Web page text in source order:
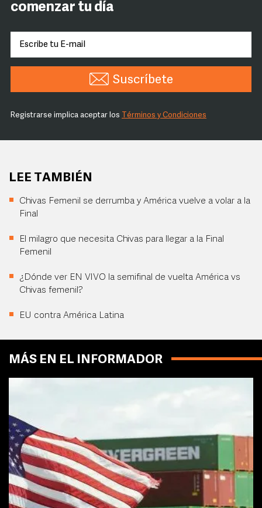
comenzar tu día
Suscríbete
Registrarse implica aceptar los Términos y Condiciones
LEE TAMBIÉN
Chivas Femenil se derrumba y América vuelve a volar a la
Final
El milagro que necesita Chivas para llegar a la Final
Femenil
¿Dónde ver EN VIVO la semifinal de vuelta América vs
Chivas femenil?
EU contra América Latina
MÁS EN EL INFORMADOR